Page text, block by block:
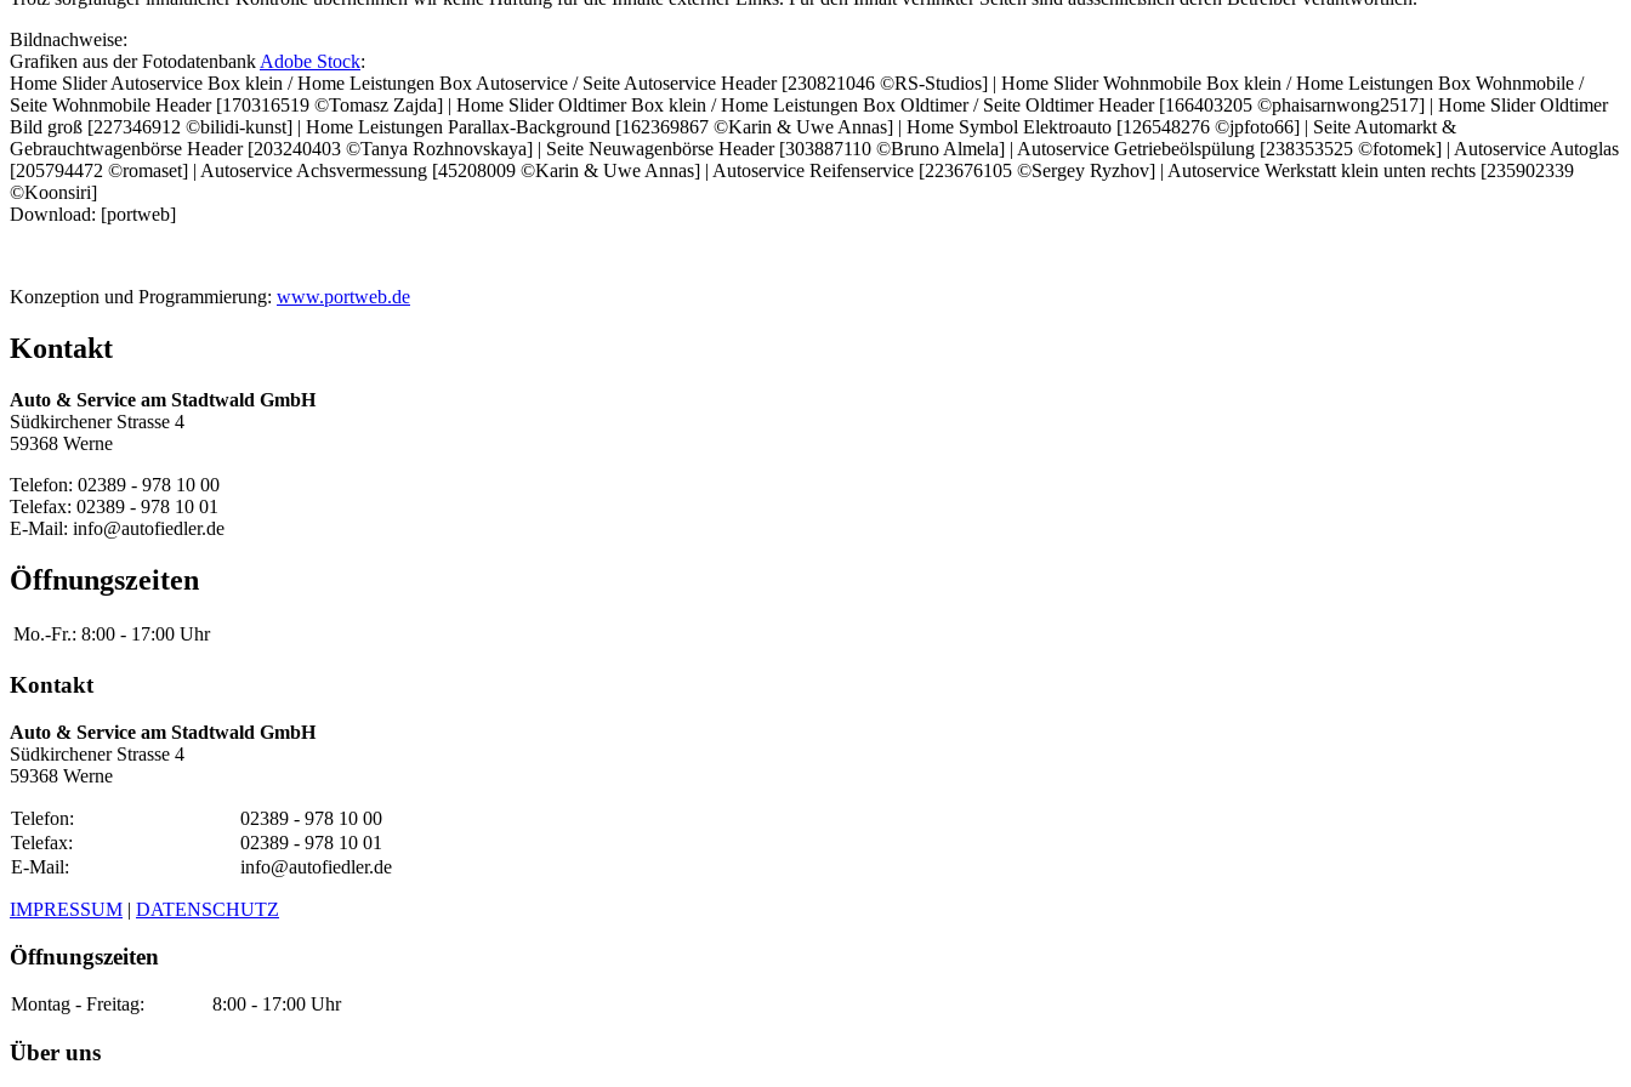
Bildnachweise:
Grafiken aus der Fotodatenbank Adobe Stock:
Home Slider Autoservice Box klein / Home Leistungen Box Autoservice / Seite Autoservice Header [230821046 ©RS-Studios] | Home Slider Wohnmobile Box klein / Home Leistungen Box Wohnmobile /
Seite Wohnmobile Header [170316519 ©Tomasz Zajda] | Home Slider Oldtimer Box klein / Home Leistungen Box Oldtimer / Seite Oldtimer Header [166403205 ©phaisarnwong2517] | Home Slider Oldtimer
Bild groß [227346912 ©bilidi-kunst] | Home Leistungen Parallax-Background [162369867 ©Karin & Uwe Annas] | Home Symbol Elektroauto [126548276 ©jpfoto66] | Seite Automarkt &
Gebrauchtwagenbörse Header [203240403 ©Tanya Rozhnovskaya] | Seite Neuwagenbörse Header [303887110 ©Bruno Almela] | Autoservice Getriebeölspülung [238353525 ©fotomek] | Autoservice Autoglas
[205794472 ©romaset] | Autoservice Achsvermessung [45208009 ©Karin & Uwe Annas] | Autoservice Reifenservice [223676105 ©Sergey Ryzhov] | Autoservice Werkstatt klein unten rechts [235902339
©Koonsiri]
Download: [portweb]
Konzeption und Programmierung: www.portweb.de
Kontakt
Auto & Service am Stadtwald GmbH
Südkirchener Strasse 4
59368 Werne
Telefon: 02389 - 978 10 00
Telefax: 02389 - 978 10 01
E-Mail: info@autofiedler.de
Öffnungszeiten
Mo.-Fr.: 8:00 - 17:00 Uhr
Kontakt
Auto & Service am Stadtwald GmbH
Südkirchener Strasse 4
59368 Werne
Telefon:
02389 - 978 10 00
Telefax:
02389 - 978 10 01
E-Mail:
info@autofiedler.de
IMPRESSUM | DATENSCHUTZ
Öffnungszeiten
Montag - Freitag: 8:00 - 17:00 Uhr
Über uns